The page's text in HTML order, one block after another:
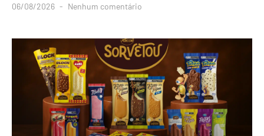
06/08/2026
Nenhum comentário